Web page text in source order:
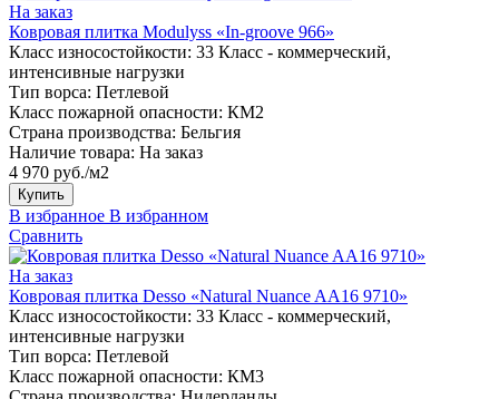
На заказ
Ковровая плитка Modulyss «In-groove 966»
Класс износостойкости: 33 Класс - коммерческий,
интенсивные нагрузки
Тип ворса: Петлевой
Класс пожарной опасности: КМ2
Страна производства: Бельгия
Наличие товара: На заказ
4 970 руб./м2
Купить
В избранное В избранном
Сравнить
На заказ
Ковровая плитка Desso «Natural Nuance AA16 9710»
Класс износостойкости: 33 Класс - коммерческий,
интенсивные нагрузки
Тип ворса: Петлевой
Класс пожарной опасности: КМ3